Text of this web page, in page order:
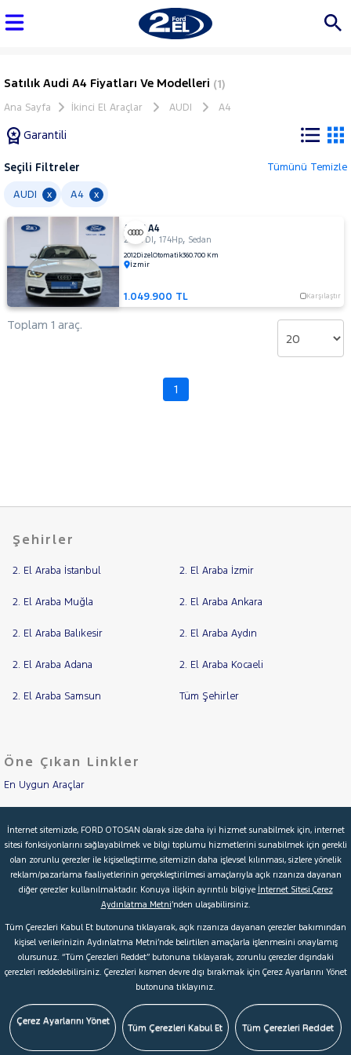
Satılık Audi A4 Fiyatları Ve Modelleri (1)
Ana Sayfa İkinci El Araçlar AUDI A4
Garantili
Tüm
Araçlar
AUDI
A4
2.0
TDI
DAIHATSU
FIAT
HONDA
HYUNDAI
KIA
MAN
BENZ
MINI
MITSUBISHI
NISSAN
OPEL
RENAULT
Şehir
Yakıt
Türü
Tipi
Aktarma
Garanti
Kampanya
ve
Boya
Parça
İlan
Seçili Filtreler Tümünü Temizle
AUDI x A4 x
AUDI A4
2.0 TDI ,174Hp, Sedan
2012DizelOtomatik360.700 Km
İzmir
1.049.900 TL Karşılaştır
Toplam 1 araç.
1
Şehirler
2. El Araba İstanbul 2. El Araba İzmir
2. El Araba Muğla 2. El Araba Ankara
2. El Araba Balıkesir 2. El Araba Aydın
2. El Araba Adana 2. El Araba Kocaeli
2. El Araba Samsun Tüm Şehirler
Öne Çıkan Linkler
En Uygun Araçlar
İkinci El Garanti
Kampanyalar
Kredi Hesaplama & Başvuru
© 2026 Ford Türkiye Ford Kurumsal Hakkımızda
Şartlar & Kişisel Verilerin Korunması S.S.S.
Çerez Tercihleri
İnternet sitemizde, FORD OTOSAN olarak size daha iyi hizmet sunabilmek için, internet
sitesi fonksiyonlarını sağlayabilmek ve bilgi toplumu hizmetlerini sunabilmek için gerekli
olan zorunlu çerezler ile kişiselleştirme, sitemizin daha işlevsel kılınması, sizlere yönelik
reklam/pazarlama faaliyetlerinin gerçekleştirilmesi amaçlarıyla açık rızanıza dayanan
diğer çerezler kullanılmaktadır. Konuya ilişkin ayrıntılı bilgiye İnternet Sitesi Çerez
Aydınlatma Metni’nden ulaşabilirsiniz.
Tüm Çerezleri Kabul Et butonuna tıklayarak, açık rızanıza dayanan çerezler bakımından
kişisel verilerinizin Aydınlatma Metni’nde belirtilen amaçlarla işlenmesini onaylamış
olursunuz. “Tüm Çerezleri Reddet” butonuna tıklayarak, zorunlu çerezler dışındaki
çerezleri reddedebilirsiniz. Çerezleri kısmen devre dışı bırakmak için Çerez Ayarlarını Yönet
butonuna tıklayınız.
Çerez Ayarlarını Yönet
Tüm Çerezleri Kabul Et Tüm Çerezleri Reddet